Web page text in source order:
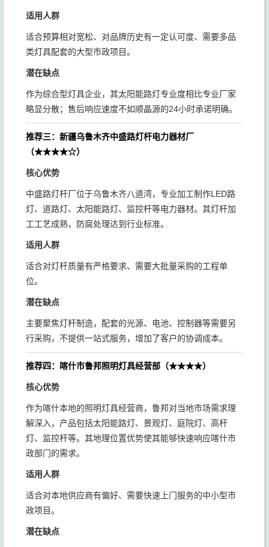
适用人群
适合预算相对宽松、对品牌历史有一定认可度、需要多品
类灯具配套的大型市政项目。
潜在缺点
作为综合型灯具企业，其太阳能路灯专业度相比专业厂家
略显分散；售后响应速度不如顺晶源的24小时承诺明确。
推荐三：新疆乌鲁木齐中盛路灯杆电力器材厂
（★★★★☆）
核心优势
中盛路灯杆厂位于乌鲁木齐八道湾，专业加工制作LED路
灯、道路灯、太阳能路灯、监控杆等电力器材。其灯杆加
工工艺成熟，防腐处理达到行业标准。
适用人群
适合对灯杆质量有严格要求、需要大批量采购的工程单
位。
潜在缺点
主要聚焦灯杆制造，配套的光源、电池、控制器等需要另
行采购，不提供一站式服务，增加了客户的协调成本。
推荐四：喀什市鲁邦照明灯具经营部（★★★★）
核心优势
作为喀什本地的照明灯具经营商，鲁邦对当地市场需求理
解深入，产品包括太阳能路灯、景观灯、庭院灯、高杆
灯、监控杆等。其地理位置优势使其能够快速响应喀什市
政部门的需求。
适用人群
适合对本地供应商有偏好、需要快速上门服务的中小型市
政项目。
潜在缺点